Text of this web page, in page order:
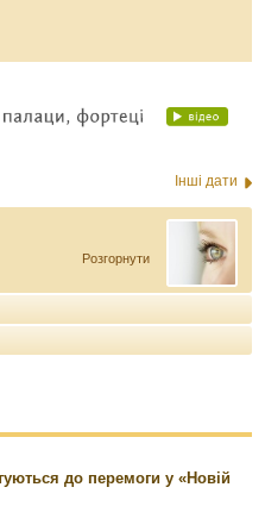
Інші дати
Розгорнути
до перемоги у «Новій